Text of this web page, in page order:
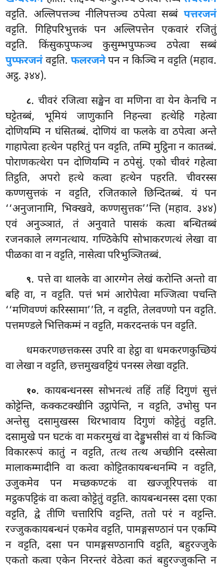
वट्टति. अल्लिपत्तञ्च नीलिपत्तञ्च ठपेत्वा सब्बं पत्तरजनं
वट्टति. गिहिपरिभुत्तकं पन अल्लिपत्तेन एकवारं रजितुं
वट्टति. किंसुकपुप्फञ्च कुसुम्भपुप्फञ्च ठपेत्वा सब्बं
पुप्फरजनंवट्टति. फलरजनेपन न किञ्चि न वट्टति (महाव.
अट्ठ. ३४४).
८. चीवरं रजित्वा सङ्खेन वा मणिना वा येन केनचि न
घट्टेतब्बं, भूमियं जाणुकानि निहन्त्वा हत्थेहि गहेत्वा
दोणियम्पि न घंसितब्बं. दोणियं वा फलके वा ठपेत्वा अन्ते
गाहापेत्वा हत्थेन पहरितुं पन वट्टति, तम्पि मुट्ठिना न कातब्बं.
पोराणकत्थेरा पन दोणियम्पि न ठपेसुं. एको चीवरं गहेत्वा
तिट्ठति, अपरो हत्थे कत्वा हत्थेन पहरति. चीवरस्स
कण्णसुत्तकं न वट्टति, रजितकाले छिन्दितब्बं. यं पन
‘‘अनुजानामि, भिक्खवे, कण्णसुत्तक’’न्ति (महाव. ३४४)
एवं अनुञ्ञातं, तं अनुवाते पासकं कत्वा बन्धितब्बं
रजनकाले लग्गनत्थाय. गण्ठिकेपि सोभाकरणत्थं लेखा वा
पीळका वा न वट्टति, नासेत्वा परिभुञ्जितब्बं.
९. पत्ते वा थालके वा आरग्गेन लेखं करोन्ति अन्तो वा
बहि वा, न वट्टति. पत्तं भमं आरोपेत्वा मज्जित्वा पचन्ति
‘‘मणिवण्णं करिस्सामा’’ति, न वट्टति, तेलवण्णो पन वट्टति.
पत्तमण्डले भित्तिकम्मं न वट्टति, मकरदन्तकं पन वट्टति.
धमकरणछत्तकस्स उपरि वा हेट्ठा वा धमकरणकुच्छियं
वा लेखा न वट्टति, छत्तमुखवट्टियं पनस्स लेखा वट्टति.
१०. कायबन्धनस्स सोभनत्थं तहिं तहिं दिगुणं सुत्तं
कोट्टेन्ति, कक्कटक्खीनि उट्ठापेन्ति, न वट्टति, उभोसु पन
अन्तेसु दसामुखस्स थिरभावाय दिगुणं कोट्टेतुं वट्टति.
दसामुखे पन घटकं वा मकरमुखं वा देड्डुभसीसं वा यं किञ्चि
विकाररूपं कातुं न वट्टति, तत्थ तत्थ अच्छीनि दस्सेत्वा
मालाकम्मादीनि वा कत्वा कोट्टितकायबन्धनम्पि न वट्टति,
उजुकमेव पन मच्छकण्टकं वा खज्जूरिपत्तकं वा
मट्ठकपट्टिकं वा कत्वा कोट्टेतुं वट्टति. कायबन्धनस्स दसा एका
वट्टति, द्वे तीणि चत्तारिपि वट्टन्ति, ततो परं न वट्टन्ति.
रज्जुककायबन्धनं एकमेव वट्टति, पामङ्गसण्ठानं पन एकम्पि
न वट्टति, दसा पन पामङ्गसण्ठानापि वट्टति, बहुरज्जुके
एकतो कत्वा एकेन निरन्तरं वेठेत्वा कतं बहुरज्जुकन्ति न